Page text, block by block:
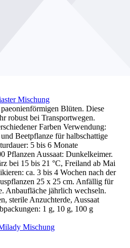
Mischung
Blüten. Diese
robust bei Transportwegen.
Farben Verwendung:
Beetpflanze für halbschattige
5 bis 6 Monate
Pflanzen Aussaat: Dunkelkeimer.
bei 15 bis 21 °C, Freiland ab Mai
ca. 3 bis 4 Wochen nach der
25 x 25 cm. Anfällig für
Anbaufläche jährlich wechseln.
sterile Anzuchterde, Aussaat
1 g, 10 g, 100 g